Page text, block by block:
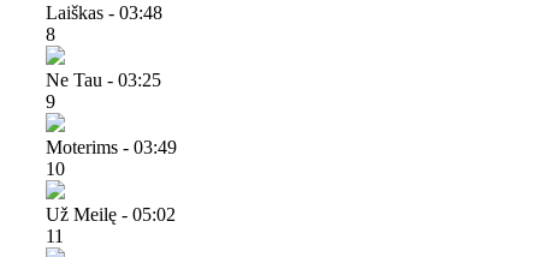
Laiškas - 03:48
8
Ne Tau - 03:25
9
Moterims - 03:49
10
Už Meilę - 05:02
11